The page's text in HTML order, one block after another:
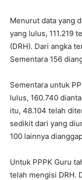
Menurut data yang
yang lulus, 111.219
(DRH). Dari angka
Sementara 156
Sementara untuk
lulus, 160.740
itu, 48.104 telah
sedikit dari yang
100 lainnya
Untuk PPPK Guru
telah mengisi DRH.